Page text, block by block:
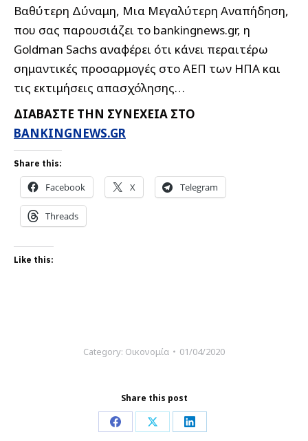
Βαθύτερη Δύναμη, Μια Μεγαλύτερη Αναπήδηση,
που σας παρουσιάζει το bankingnews.gr, η
Goldman Sachs αναφέρει ότι κάνει περαιτέρω
σημαντικές προσαρμογές στο ΑΕΠ των ΗΠΑ και
τις εκτιμήσεις απασχόλησης…
ΔΙΑΒΑΣΤΕ ΤΗΝ ΣΥΝΕΧΕΙΑ ΣΤΟ
BANKINGNEWS.GR
Share this:
Facebook X Telegram
Threads
Like this:
Category: Οικονομία 01/04/2020
Share this post
Share Share Share